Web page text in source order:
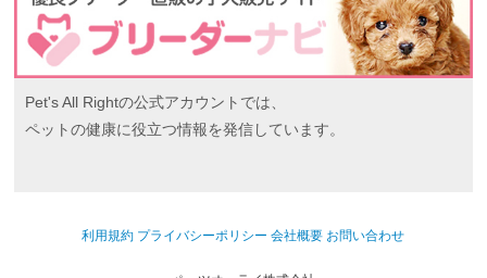
Pet's All Rightの公式アカウントでは、
ペットの健康に役立つ情報を発信しています。
利用規約 プライバシーポリシー 会社概要 お問い合わせ